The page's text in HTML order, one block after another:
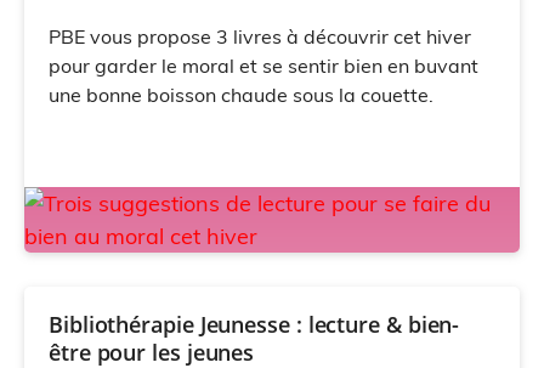
PBE vous propose 3 livres à découvrir cet hiver
pour garder le moral et se sentir bien en buvant
une bonne boisson chaude sous la couette.
Bibliothérapie Jeunesse : lecture & bien-
être pour les jeunes